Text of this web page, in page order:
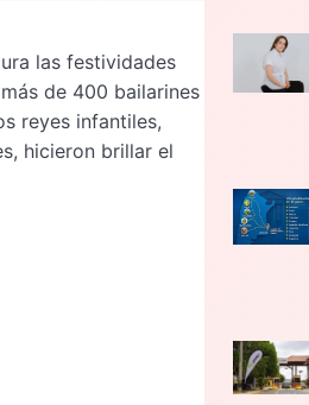
las festividades
de 400 bailarines
reyes infantiles,
hicieron brillar el